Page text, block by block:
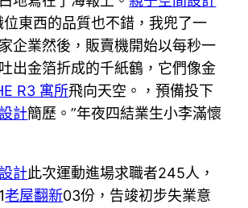
位東西的品質也不錯，我兜了一
企業然後，販賣機開始以每秒一
出金箔折成的千紙鶴，它們像金
R3 寓所飛向天空。，預備投下
計簡歷。”年夜四結業生小李滿懷
計此次運動進場求職者245人，
老屋翻新03份，告竣初步失業意